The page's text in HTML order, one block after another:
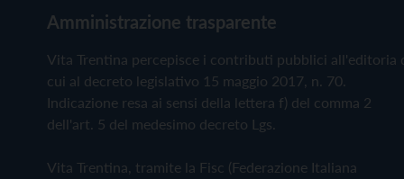
Amministrazione trasparente
Vita Trentina percepisce i contributi pubblici all'editoria
cui al decreto legislativo 15 maggio 2017, n. 70.
Indicazione resa ai sensi della lettera f) del comma 2
dell'art. 5 del medesimo decreto Lgs.
Vita Trentina, tramite la Fisc (Federazione Italiana